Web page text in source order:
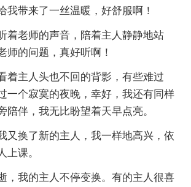
我带来了一丝温暖，好舒服啊！
着老师的声音，陪着主人静静地站
师的问题，真好听啊！
着主人头也不回的背影，有些难过
个寂寞的夜晚，幸好，我还有同样
陪伴，我无比盼望着天早点亮。
又换了新的主人，我一样地高兴，依
上课。
我的主人不停变换。有的主人很喜